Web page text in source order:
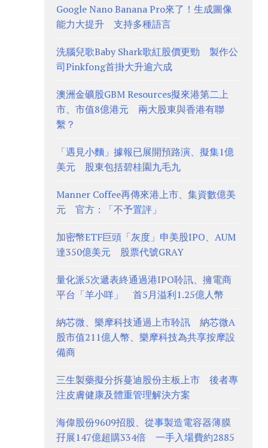
Google Nano Banana Pro來了！生成圖像
能力大提升 支持多種語言
洗腦兒歌Baby Shark歌紅股價更勁 製作公
司Pinkfong首掛大升逾六成
澳洲金礦股GBM Resources擬來港第二上
市、市值8億港元 兩大股東與香港有聯
繫？
「遇見小麵」據報已展開預路演、擬集1億
美元 股東包括碧桂園九毛九
Manner Coffee再傳來港上市、集資數億美
元 官方：「不予置評」
加密幣ETF巨頭「灰度」申美股IPO、AUM
達350億美元 股票代號GRAY
量化派5次遞表終通過港IPO聆訊、擁電商
平台「羊小咩」 首5月溢利1.25億人幣
納芯微、樂摩科技通過上市聆訊 納芯微A
股市值211億人幣、樂摩科技為共享按摩設
備商
三生製藥擬分拆蔓迪股份主板上市 後者專
注皮膚健康及體重管理解決方案
海偉股份9609招股、從事製造電容器薄膜
孖展147億超購334倍 一手入場費約2885